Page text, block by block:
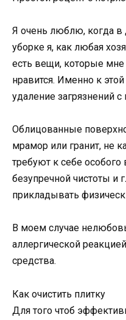
Я очень люблю, когда в
уборке я, как любая
есть вещи, которые
нравится. Именно к этой
удаление загрязнений с
Облицованные
мрамор или гранит, не
требуют к себе
безупречной чистоты и
прикладывать
В моем случае
аллергической
средства.
Как очистить плитку
Для того чтоб